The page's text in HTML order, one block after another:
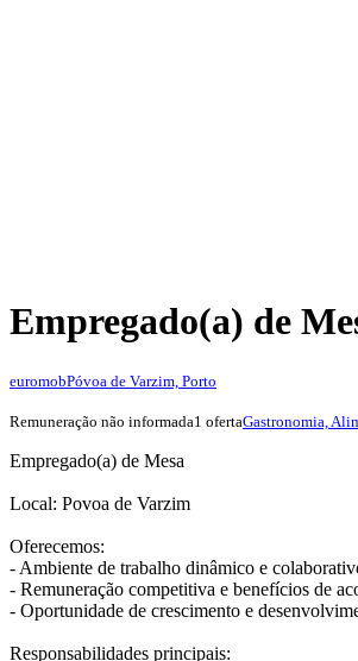
Empregado(a) de
euromobPóvoa de Varzim, Porto
Remuneração não informada1 ofertaGastronomia,
Empregado(a) de Mesa
Local: Povoa de Varzim
Oferecemos:
- Ambiente de trabalho dinâmico e
- Remuneração competitiva e benefícios de
- Oportunidade de crescimento e
Responsabilidades principais: